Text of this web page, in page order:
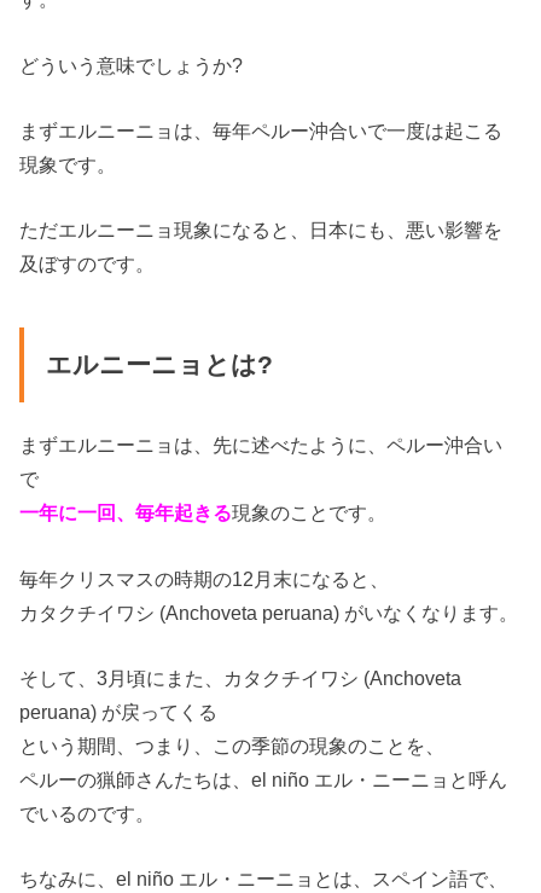
どういう意味でしょうか?
まずエルニーニョは、毎年ペルー沖合いで一度は起こる
現象です。
ただエルニーニョ現象になると、日本にも、悪い影響を
及ぼすのです。
エルニーニョとは?
まずエルニーニョは、先に述べたように、ペルー沖合い
で
一年に一回、毎年起きる現象のことです。
毎年クリスマスの時期の12月末になると、
カタクチイワシ (Anchoveta peruana) がいなくなります。
そして、3月頃にまた、カタクチイワシ (Anchoveta
peruana) が戻ってくる
という期間、つまり、この季節の現象のことを、
ペルーの猟師さんたちは、el niño エル・ニーニョと呼ん
でいるのです。
ちなみに、el niño エル・ニーニョとは、スペイン語で、